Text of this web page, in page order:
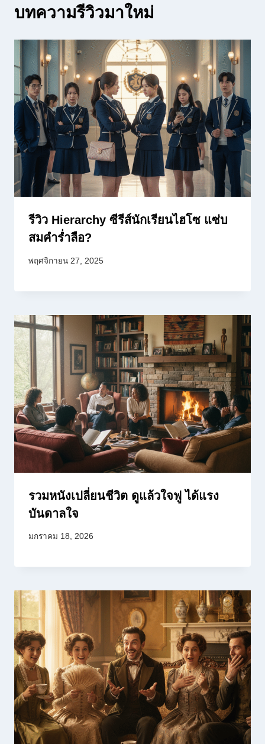
บทความรีวิวมาใหม่
รีวิว Hierarchy ซีรีส์นักเรียนไฮโซ แซ่บ
สมคำร่ำลือ?
พฤศจิกายน 27, 2025
รวมหนังเปลี่ยนชีวิต ดูแล้วใจฟู ได้แรง
บันดาลใจ
มกราคม 18, 2026